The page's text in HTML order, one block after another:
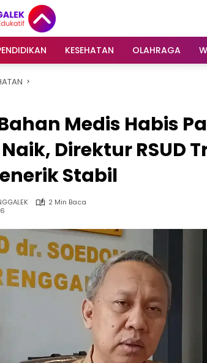
KESEHATAN OLAHRAGA
Medis Habis
Direktur RSUD
Stabil
2 Min Baca